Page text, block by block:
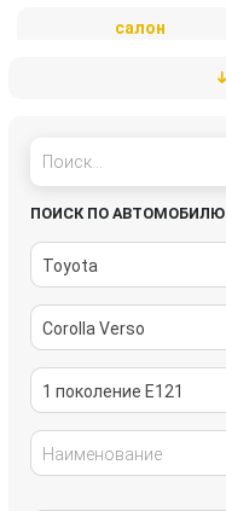
салон
топливная система
ПОИСК ПО АВТОМОБИЛЮ
Toyota
Corolla Verso
1 поколение E121
Наименование